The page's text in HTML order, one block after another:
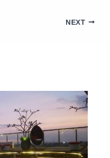
NEXT